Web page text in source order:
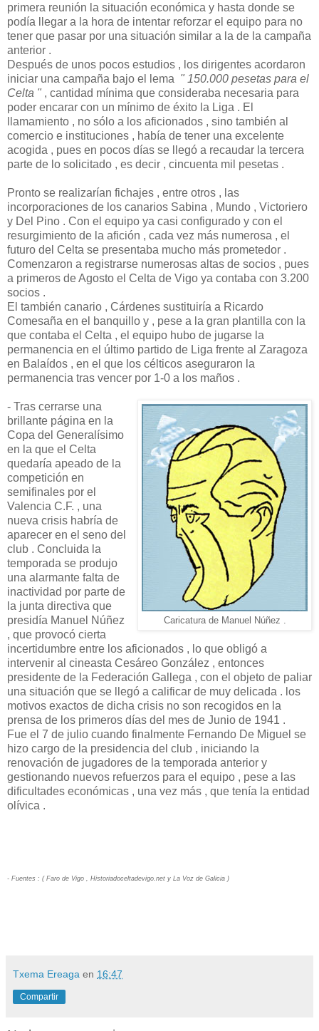
primera reunión la situación económica y hasta donde se
podía llegar a la hora de intentar reforzar el equipo para no
tener que pasar por una situación similar a la de la campaña
anterior .
Después de unos pocos estudios , los dirigentes acordaron
iniciar una campaña bajo el lema " 150.000 pesetas para el
Celta " , cantidad mínima que consideraba necesaria para
poder encarar con un mínimo de éxito la Liga . El
llamamiento , no sólo a los aficionados , sino también al
comercio e instituciones , había de tener una excelente
acogida , pues en pocos días se llegó a recaudar la tercera
parte de lo solicitado , es decir , cincuenta mil pesetas .
Pronto se realizarían fichajes , entre otros , las
incorporaciones de los canarios Sabina , Mundo , Victoriero
y Del Pino . Con el equipo ya casi configurado y con el
resurgimiento de la afición , cada vez más numerosa , el
futuro del Celta se presentaba mucho más prometedor .
Comenzaron a registrarse numerosas altas de socios , pues
a primeros de Agosto el Celta de Vigo ya contaba con 3.200
socios .
El también canario , Cárdenes sustituiría a Ricardo
Comesaña en el banquillo y , pese a la gran plantilla con la
que contaba el Celta , el equipo hubo de jugarse la
permanencia en el último partido de Liga frente al Zaragoza
en Balaídos , en el que los célticos aseguraron la
permanencia tras vencer por 1-0 a los maños .
Caricatura de Manuel Núñez .
- Tras cerrarse una
brillante página en la
Copa del Generalísimo
en la que el Celta
quedaría apeado de la
competición en
semifinales por el
Valencia C.F. , una
nueva crisis habría de
aparecer en el seno del
club . Concluida la
temporada se produjo
una alarmante falta de
inactividad por parte de
la junta directiva que
presidía Manuel Núñez
, que provocó cierta
incertidumbre entre los aficionados , lo que obligó a
intervenir al cineasta Cesáreo González , entonces
presidente de la Federación Gallega , con el objeto de paliar
una situación que se llegó a calificar de muy delicada . los
motivos exactos de dicha crisis no son recogidos en la
prensa de los primeros días del mes de Junio de 1941 .
Fue el 7 de julio cuando finalmente Fernando De Miguel se
hizo cargo de la presidencia del club , iniciando la
renovación de jugadores de la temporada anterior y
gestionando nuevos refuerzos para el equipo , pese a las
dificultades económicas , una vez más , que tenía la entidad
olívica .
- Fuentes : ( Faro de Vigo , Historiadoceltadevigo.net y La Voz de Galicia )
Txema Ereaga en 16:47
Compartir